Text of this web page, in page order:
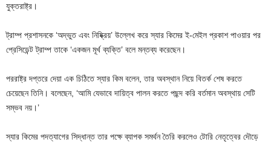
যুক্তরাষ্ট্র।
ট্রাম্প প্রশাসনকে ‘অদ্ভুত এবং নিষ্ক্রিয়’ উল্লেখ করে স্যার কিমের ই-মেইল প্রকাশ পাওয়ার পর
প্রেসিডেন্ট ট্রাম্প তাকে ‘একজন মূর্খ ব্যক্তি’ বলে মন্তব্য করেছেন।
পররাষ্ট্র দপ্তরে দেয়া এক চিঠিতে স্যার কিম বলেন, তার অবস্থান নিয়ে বিতর্ক শেষ করতে
চেয়েছেন তিনি। বলেছেন, ‘আমি যেভাবে দায়িত্ব পালন করতে পছন্দ করি বর্তমান অবস্থায় সেটি
সম্ভব নয়।’
স্যার কিমের পদত্যাগের সিদ্ধান্ত তার পক্ষে ব্যাপক সমর্থন তৈরি করলেও টোরি নেতৃত্বের দৌড়ে